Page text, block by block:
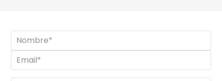
Nombre*
Email*